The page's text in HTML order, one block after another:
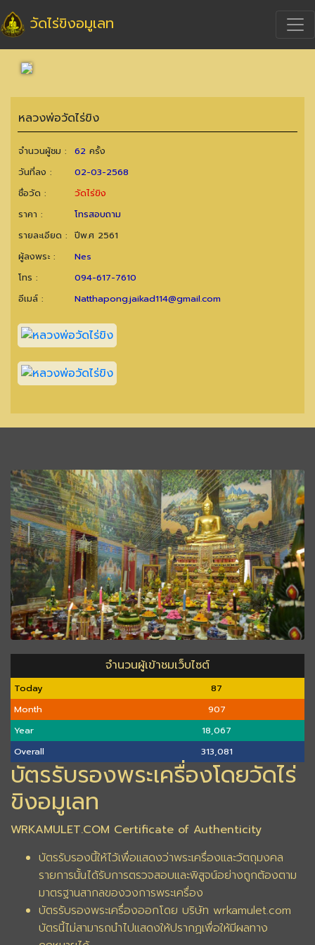
วัดไร่ขิงอมูเลท
หลวงพ่อวัดไร่ขิง
จำนวนผู้ชม : 62 ครั้ง
วันที่ลง :
02-03-2568
ชื่อวัด :
วัดไร่ขิง
ราคา :
โทรสอบถาม
รายละเอียด : ปีพ.ศ 2561
ผู้ลงพระ :
Nes
โทร :
094-617-7610
อีเมล์ :
Natthapong.jaikad114@gmail.com
จำนวนผู้เข้าชมเว็บไซต์
Today
87
Month
907
Year
18,067
Overall
313,081
บัตรรับรองพระเครื่องโดยวัดไร่
ขิงอมูเลท
WRKAMULET.COM Certificate of Authenticity
บัตรรับรองนี้ให้ไว้เพื่อแสดงว่าพระเครื่องและวัตถุมงคล
รายการนั้นได้รับการตรวจสอบและพิสูจน์อย่างถูกต้องตาม
มาตรฐานสากลของวงการพระเครื่อง
บัตรรับรองพระเครื่องออกโดย บริษัท wrkamulet.com
บัตรนี้ไม่สามารถนำไปแสดงให้ปรากฏเพื่อให้มีผลทาง